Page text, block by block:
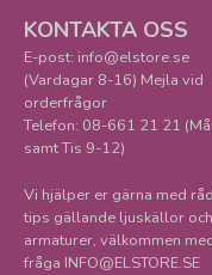
KONTAKTA OSS
E-post: info@elstore.se
(Vardagar 8-16) Mejla vid
orderfrågor
Telefon: 08-661 21 21
samt Tis 9-12)
Vi hjälper er gärna med
tips gällande ljuskällor och
armaturer, välkommen
fråga INFO@ELSTORE.SE